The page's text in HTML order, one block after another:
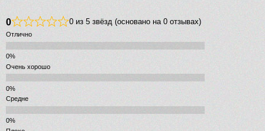
0 0 из 5 звёзд (основано на 0 отзывах)
Отлично
Очень хорошо
Средне